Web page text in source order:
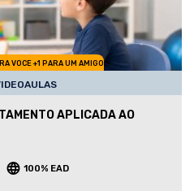
VOCE +1 PARA UM AMIGO
APLICADA AO
100% EAD